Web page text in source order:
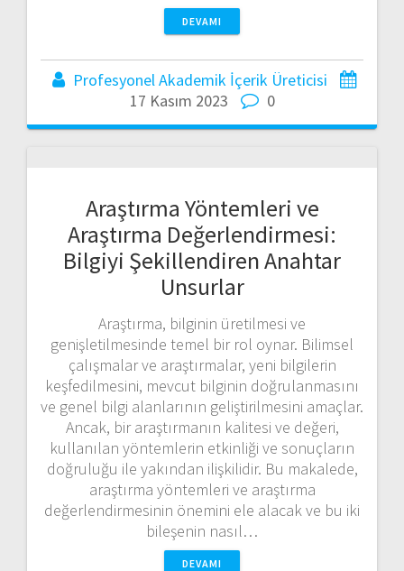
DEVAMI
Profesyonel Akademik İçerik Üreticisi
17 Kasım 2023
0
Araştırma Yöntemleri ve
Araştırma Değerlendirmesi:
Bilgiyi Şekillendiren Anahtar
Unsurlar
Araştırma, bilginin üretilmesi ve
genişletilmesinde temel bir rol oynar. Bilimsel
çalışmalar ve araştırmalar, yeni bilgilerin
keşfedilmesini, mevcut bilginin doğrulanmasını
ve genel bilgi alanlarının geliştirilmesini amaçlar.
Ancak, bir araştırmanın kalitesi ve değeri,
kullanılan yöntemlerin etkinliği ve sonuçların
doğruluğu ile yakından ilişkilidir. Bu makalede,
araştırma yöntemleri ve araştırma
değerlendirmesinin önemini ele alacak ve bu iki
bileşenin nasıl…
DEVAMI